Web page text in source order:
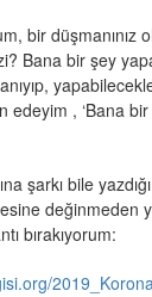
bir düşmanınız
Bana bir şey
edeyim , ‘Bana
şarkı bile
değinmeden
bırakıyorum: